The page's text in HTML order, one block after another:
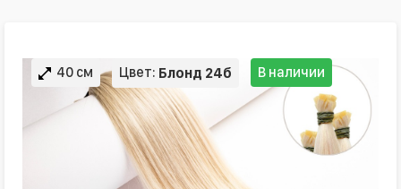
40 см Цвет: Блонд 24б В наличии